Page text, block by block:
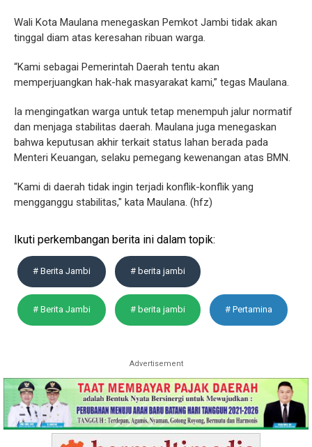
Wali Kota Maulana menegaskan Pemkot Jambi tidak akan
tinggal diam atas keresahan ribuan warga.
“Kami sebagai Pemerintah Daerah tentu akan
memperjuangkan hak-hak masyarakat kami,” tegas Maulana.
Ia mengingatkan warga untuk tetap menempuh jalur normatif
dan menjaga stabilitas daerah. Maulana juga menegaskan
bahwa keputusan akhir terkait status lahan berada pada
Menteri Keuangan, selaku pemegang kewenangan atas BMN.
"Kami di daerah tidak ingin terjadi konflik-konflik yang
mengganggu stabilitas," kata Maulana. (hfz)
Ikuti perkembangan berita ini dalam topik:
# Berita Jambi # berita jambi
# Berita Jambi # berita jambi # Pertamina
Advertisement